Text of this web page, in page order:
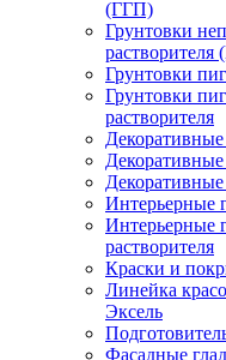
(ГГП)
Грунтовки
растворителя
Грунтовки
Грунтовки
растворителя
Интерьерные
Интерьерные
растворителя
Краски и
Линейка
Эксель
Фасадные